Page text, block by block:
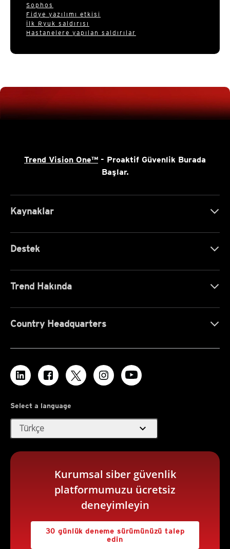
Sophos
Fidye yazılımı etkisi
İlk Ryuk saldırısı
Hastanelere yapılan saldırılar
Trend Vision One™ - Proaktif Güvenlik Burada
Başlar.
Kaynaklar
Destek
Trend Hakında
Country Headquarters
Select a language
Türkçe expand_more
Kurumsal siber güvenlik
platformumuzu ücretsiz
deneyimleyin
30 günlük deneme sürümünüzü talep
edin